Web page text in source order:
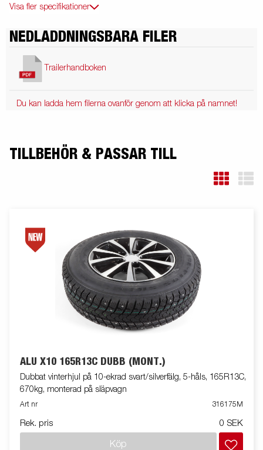
Visa fler specifikationer
NEDLADDNINGSBARA FILER
Trailerhandboken
Du kan ladda hem filerna ovanför genom att klicka på namnet!
TILLBEHÖR & PASSAR TILL
ALU X10 165R13C DUBB (MONT.)
Dubbat vinterhjul på 10-ekrad svart/silverfälg, 5-håls, 165R13C,
670kg, monterad på släpvagn
Art nr 316175M
Rek. pris 0 SEK
Köp